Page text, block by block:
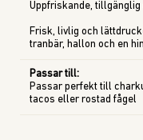
Uppfriskande,
Frisk, livlig och
tranbär, hallon och en
Passar till:
Passar perfekt till
tacos eller rostad fågel